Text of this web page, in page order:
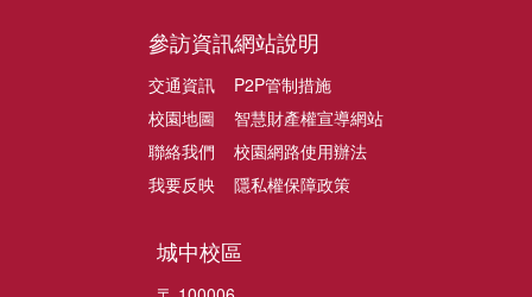
參訪資訊
交通資訊
校園地圖
聯絡我們
我要反映
網站說明
P2P管制措施
智慧財產權宣導網站
校園網路使用辦法
隱私權保障政策
城中校區